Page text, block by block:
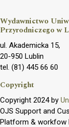
Wydawnictwo
Przyrodniczego w
ul. Akademicka 15,
20-950 Lublin
tel. (81) 445 66 60
Copyright
Copyright 2024 by
OJS Support and
Platform & workfow